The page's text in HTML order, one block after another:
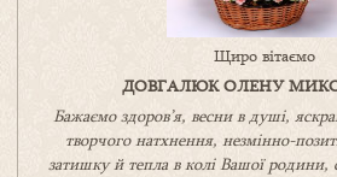
Щиро вітаємо
ДОВГАЛЮК ОЛЕНУ
Бажаємо здоров’я, весни в душі,
творчого натхнення, незмінно-
затишкуйтепла в коліВашоїродини,